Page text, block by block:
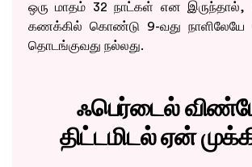
ஒரு மாதம் 32 நாட்கள் என
கணக்கில் கொண்டு 9-வது
தொடங்குவது நல்லது.
ஃபெர்டைல்
திட்டமிடல் ஏன்